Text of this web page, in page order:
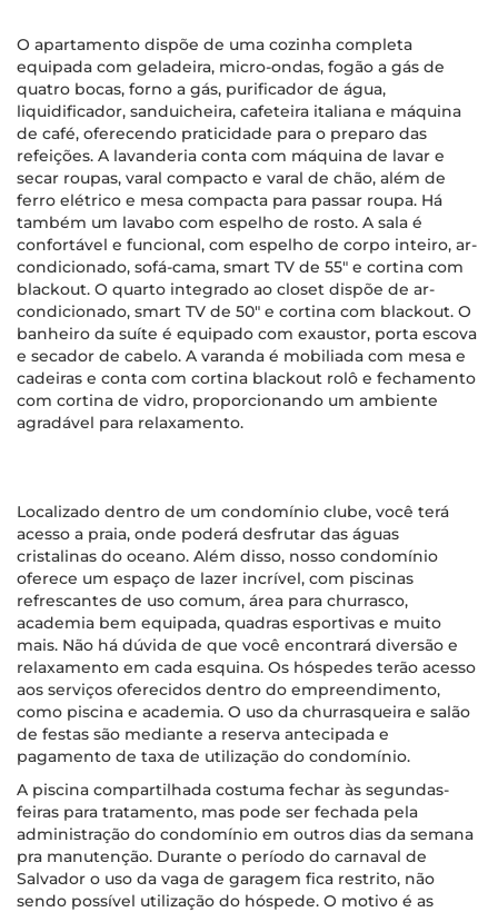
O apartamento dispõe de uma cozinha completa
equipada com geladeira, micro-ondas, fogão a gás de
quatro bocas, forno a gás, purificador de água,
liquidificador, sanduicheira, cafeteira italiana e máquina
de café, oferecendo praticidade para o preparo das
refeições. A lavanderia conta com máquina de lavar e
secar roupas, varal compacto e varal de chão, além de
ferro elétrico e mesa compacta para passar roupa. Há
também um lavabo com espelho de rosto. A sala é
confortável e funcional, com espelho de corpo inteiro, ar-
condicionado, sofá-cama, smart TV de 55" e cortina com
blackout. O quarto integrado ao closet dispõe de ar-
condicionado, smart TV de 50" e cortina com blackout. O
banheiro da suíte é equipado com exaustor, porta escova
e secador de cabelo. A varanda é mobiliada com mesa e
cadeiras e conta com cortina blackout rolô e fechamento
com cortina de vidro, proporcionando um ambiente
agradável para relaxamento.
Localizado dentro de um condomínio clube, você terá
acesso a praia, onde poderá desfrutar das águas
cristalinas do oceano. Além disso, nosso condomínio
oferece um espaço de lazer incrível, com piscinas
refrescantes de uso comum, área para churrasco,
academia bem equipada, quadras esportivas e muito
mais. Não há dúvida de que você encontrará diversão e
relaxamento em cada esquina. Os hóspedes terão acesso
aos serviços oferecidos dentro do empreendimento,
como piscina e academia. O uso da churrasqueira e salão
de festas são mediante a reserva antecipada e
pagamento de taxa de utilização do condomínio.
A piscina compartilhada costuma fechar às segundas-
feiras para tratamento, mas pode ser fechada pela
administração do condomínio em outros dias da semana
pra manutenção. Durante o período do carnaval de
Salvador o uso da vaga de garagem fica restrito, não
sendo possível utilização do hóspede. O motivo é as